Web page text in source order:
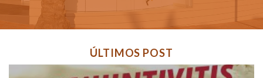
ÚLTIMOS POST